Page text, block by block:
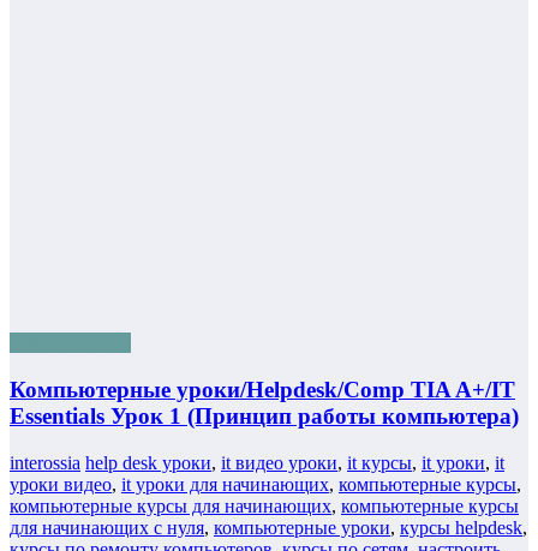
Компьютерные уроки/Helpdesk/Comp TIA A+/IT
Essentials Урок 1 (Принцип работы компьютера)
interossia help desk уроки, it видео уроки, it курсы, it уроки, it
уроки видео, it уроки для начинающих, компьютерные курсы,
компьютерные курсы для начинающих, компьютерные курсы
для начинающих с нуля, компьютерные уроки, курсы helpdesk,